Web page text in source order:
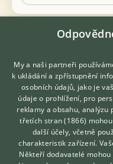
DISKUSE O
Téma
Korela syčí a nechce se
My a naši partneři
k ukládání a zpřístupnění
osobních údajů, jako je
údaje o prohlížení, pro
reklamy a obsahu, analýzu
třetích stran (1866)
další účely, včetně
charakteristik zařízení.
Někteří dodavatelé